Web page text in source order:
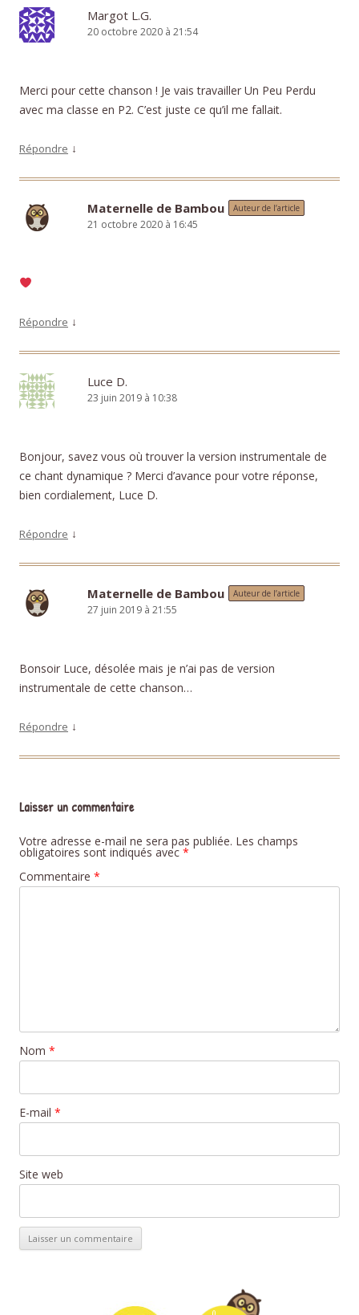
Margot L.G.
20 octobre 2020 à 21:54
Merci pour cette chanson ! Je vais travailler Un Peu Perdu
avec ma classe en P2. C’est juste ce qu’il me fallait.
Répondre ↓
Maternelle de Bambou Auteur de l’article
21 octobre 2020 à 16:45
Répondre ↓
Luce D.
23 juin 2019 à 10:38
Bonjour, savez vous où trouver la version instrumentale de
ce chant dynamique ? Merci d’avance pour votre réponse,
bien cordialement, Luce D.
Répondre ↓
Maternelle de Bambou Auteur de l’article
27 juin 2019 à 21:55
Bonsoir Luce, désolée mais je n’ai pas de version
instrumentale de cette chanson…
Répondre ↓
Laisser un commentaire
Votre adresse e-mail ne sera pas publiée. Les champs
obligatoires sont indiqués avec *
Commentaire *
Nom *
E-mail *
Site web